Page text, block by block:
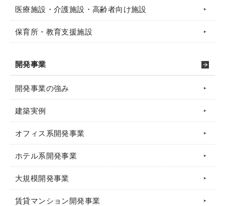
医療施設・介護施設・高齢者向け施設
保育所・教育支援施設
開発事業
開発事業の強み
建築実例
オフィス系開発事業
ホテル系開発事業
大規模開発事業
賃貸マンション開発事業